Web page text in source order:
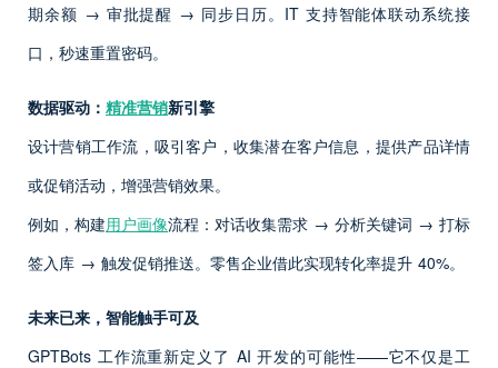
期余额 → 审批提醒 → 同步日历。IT 支持智能体联动系统接
口，秒速重置密码。
数据驱动： 精准营销新引擎
设计营销工作流，吸引客户，收集潜在客户信息，提供产品详情
或促销活动，增强营销效果。
例如，构建用户画像流程：对话收集需求 → 分析关键词 → 打标
签入库 → 触发促销推送。零售企业借此实现转化率提升 40%。
未来已来，智能触手可及
GPTBots 工作流重新定义了 AI 开发的可能性——它不仅是工